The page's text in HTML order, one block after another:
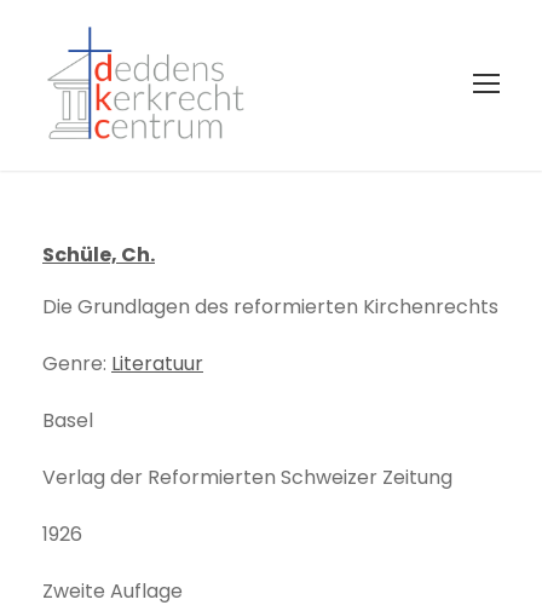
Schüle, Ch.
Die Grundlagen des reformierten Kirchenrechts
Genre: Literatuur
Basel
Verlag der Reformierten Schweizer Zeitung
1926
Zweite Auflage